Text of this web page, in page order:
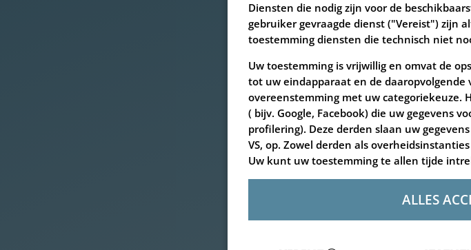
Diensten die nodig zijn voor de
gebruiker gevraagde dienst ("Vereist") zijn
toestemming diensten die technisch niet
Uw toestemming is vrijwillig en omvat de
tot uw eindapparaat en de daaropvolgende
overeenstemming met uw categoriekeuze.
( bijv. Google, Facebook) die uw gegevens
profilering). Deze derden slaan uw
VS, op. Zowel derden als
Uw kunt uw toestemming te allen tijde
ALLES